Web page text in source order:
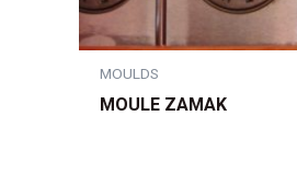
MOULDS
MOULE ZAMAK